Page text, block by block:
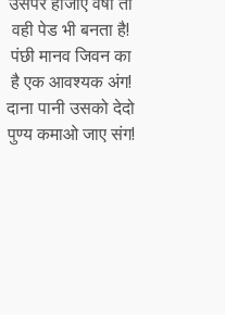
वही पेड भी बनता है!
पंछी मानव जिवन का
है एक आवश्यक अंग!
दाना पानी उसको देदो
पुण्य कमाओ जाए संग!